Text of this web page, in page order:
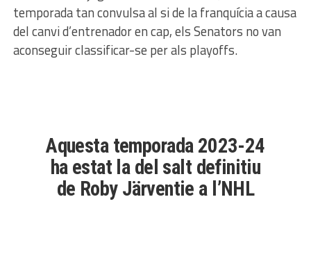
temporada tan convulsa al si de la franquícia a causa
del canvi d’entrenador en cap, els Senators no van
aconseguir classificar-se per als playoffs.
Aquesta temporada 2023-24
ha estat la del salt definitiu
de Roby Järventie a l’NHL